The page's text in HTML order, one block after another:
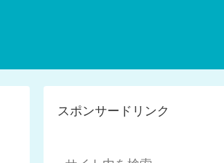
スポンサードリンク